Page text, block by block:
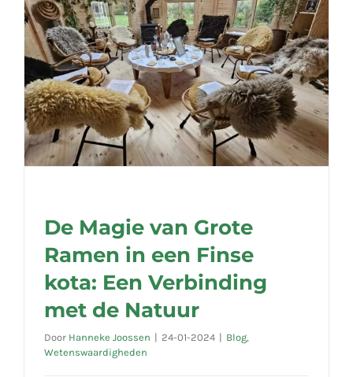
De Magie van Grote
Ramen in een Finse
kota: Een Verbinding
met de Natuur
Door Hanneke Joossen | 24-01-2024 | Blog
Wetenswaardigheden